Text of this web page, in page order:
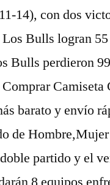
14), con dos
Bulls logran
Bulls perdieron
barato y envío
de
partido y el